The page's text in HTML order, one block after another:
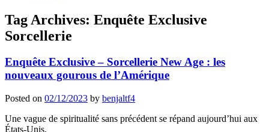
Tag Archives: Enquête Exclusive
Sorcellerie
Enquête Exclusive – Sorcellerie New Age : les
nouveaux gourous de l’Amérique
Posted on 02/12/2023 by benjaltf4
Une vague de spiritualité sans précédent se répand aujourd’hui aux
États-Unis.